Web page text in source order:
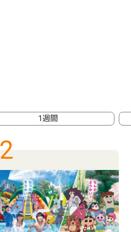
1週間
2